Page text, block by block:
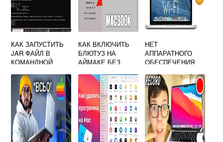
КАК ЗАПУСТИТЬ
JAR ФАЙЛ В
КОМАНДНОЙ
КАК ВКЛЮЧИТЬ
БЛЮТУЗ НА
АЙМАКЕ БЕЗ
КЛАВИАТУРЫ
НЕТ
АППАРАТНОГО
ОБЕСПЕЧЕНИЯ